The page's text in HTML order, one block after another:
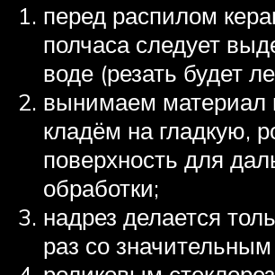
перед распилом
полчаса следует
воде (резать будет
вынимаем материал
кладём на гладкую,
поверхность для
обработки;
надрез делается
раз со